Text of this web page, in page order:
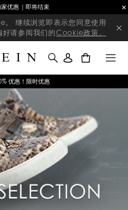
优惠｜即将结束
继续浏览即表示您同意使用
请参阅我们的Cookie政策。
优惠！限时优惠